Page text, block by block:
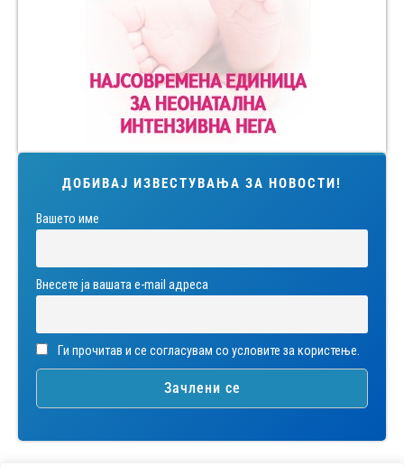
ДОБИВАЈ ИЗВЕСТУВАЊА ЗА НОВОСТИ!
Вашето име
Внесете ја вашата е-mail адреса
Ги прочитав и се согласувам со условите за користење.